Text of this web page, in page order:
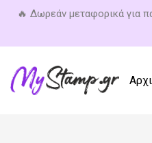
🔥 Δωρεάν μεταφορικά για